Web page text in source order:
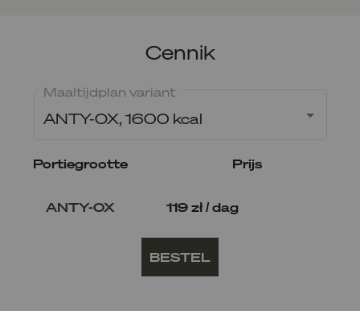
Cennik
ANTY-OX, 1600 kcal
Maaltijdplan variant
Portiegrootte Prijs
ANTY-OX 119 zł / dag
BESTEL